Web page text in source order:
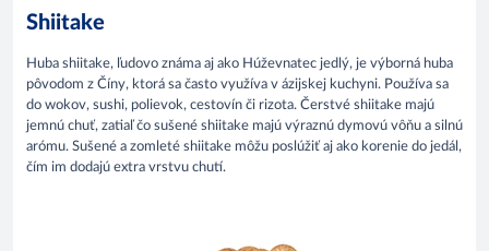
Shiitake
Huba shiitake, ľudovo známa aj ako Húževnatec jedlý, je výborná huba
pôvodom z Číny, ktorá sa často využíva v ázijskej kuchyni. Používa sa
do wokov, sushi, polievok, cestovín či rizota. Čerstvé shiitake majú
jemnú chuť, zatiaľ čo sušené shiitake majú výraznú dymovú vôňu a silnú
arómu. Sušené a zomleté shiitake môžu poslúžiť aj ako korenie do jedál,
čím im dodajú extra vrstvu chutí.